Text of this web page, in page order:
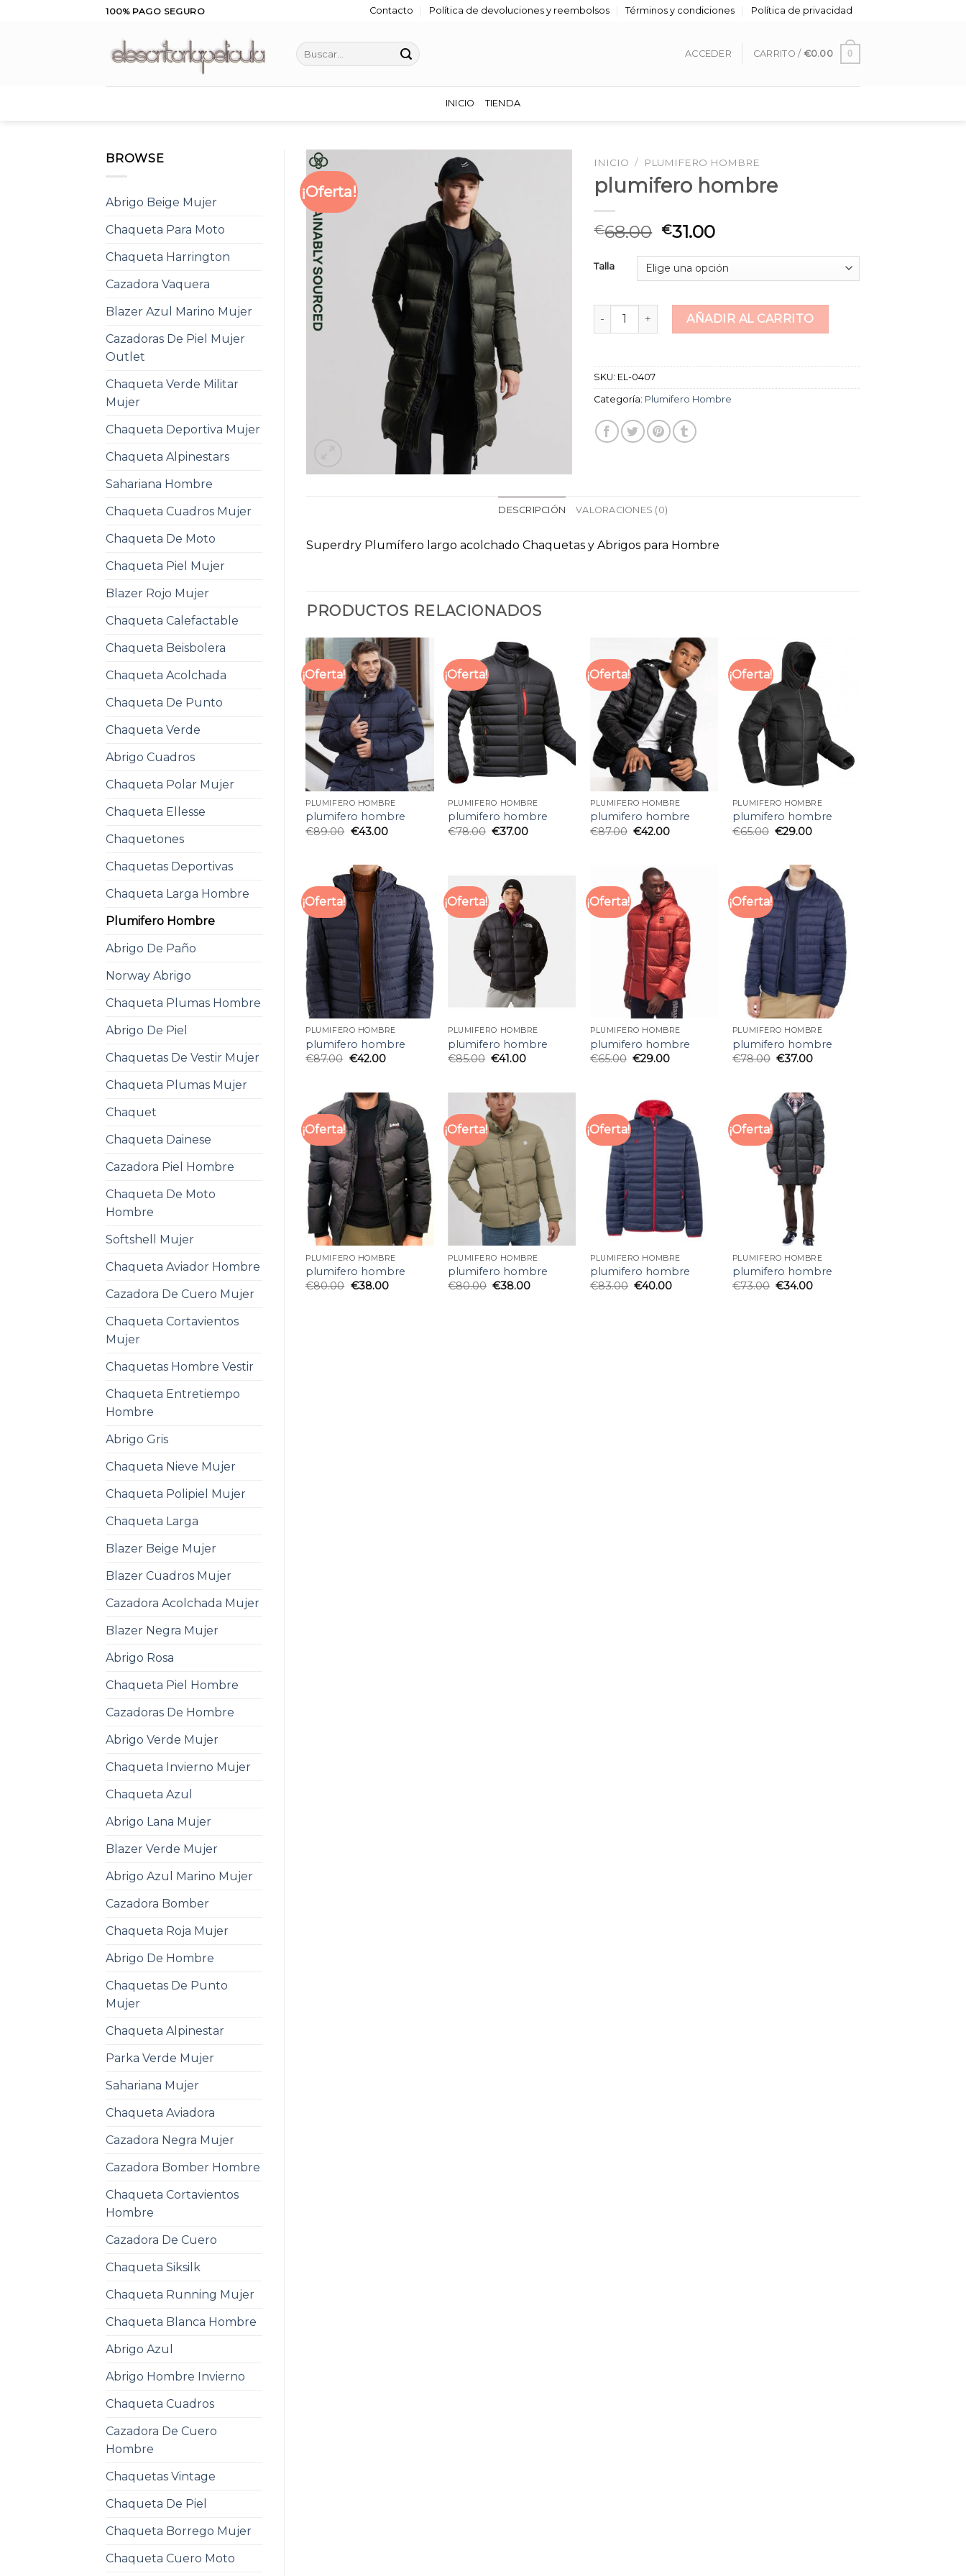
100% PAGO SEGURO Contacto Política de devoluciones y reembolsos Términos y condiciones Política de privacidad
Buscar
por:
ACCEDER CARRITO / €0.00 0
INICIO TIENDA
BROWSE
Abrigo Beige Mujer
Chaqueta Para Moto
Chaqueta Harrington
Cazadora Vaquera
Blazer Azul Marino Mujer
Cazadoras De Piel Mujer
Outlet
Chaqueta Verde Militar
Mujer
Chaqueta Deportiva Mujer
Chaqueta Alpinestars
Sahariana Hombre
Chaqueta Cuadros Mujer
Chaqueta De Moto
Chaqueta Piel Mujer
Blazer Rojo Mujer
Chaqueta Calefactable
Chaqueta Beisbolera
Chaqueta Acolchada
Chaqueta De Punto
Chaqueta Verde
Abrigo Cuadros
Chaqueta Polar Mujer
Chaqueta Ellesse
Chaquetones
Chaquetas Deportivas
Chaqueta Larga Hombre
Plumifero Hombre
Abrigo De Paño
Norway Abrigo
Chaqueta Plumas Hombre
Abrigo De Piel
Chaquetas De Vestir Mujer
Chaqueta Plumas Mujer
Chaquet
Chaqueta Dainese
Cazadora Piel Hombre
Chaqueta De Moto
Hombre
Softshell Mujer
Chaqueta Aviador Hombre
Cazadora De Cuero Mujer
Chaqueta Cortavientos
Mujer
Chaquetas Hombre Vestir
Chaqueta Entretiempo
Hombre
Abrigo Gris
Chaqueta Nieve Mujer
Chaqueta Polipiel Mujer
Chaqueta Larga
Blazer Beige Mujer
Blazer Cuadros Mujer
Cazadora Acolchada Mujer
Blazer Negra Mujer
Abrigo Rosa
Chaqueta Piel Hombre
Cazadoras De Hombre
Abrigo Verde Mujer
Chaqueta Invierno Mujer
Chaqueta Azul
Abrigo Lana Mujer
Blazer Verde Mujer
Abrigo Azul Marino Mujer
Cazadora Bomber
Chaqueta Roja Mujer
Abrigo De Hombre
Chaquetas De Punto
Mujer
Chaqueta Alpinestar
Parka Verde Mujer
Sahariana Mujer
Chaqueta Aviadora
Cazadora Negra Mujer
Cazadora Bomber Hombre
Chaqueta Cortavientos
Hombre
Cazadora De Cuero
Chaqueta Siksilk
Chaqueta Running Mujer
Chaqueta Blanca Hombre
Abrigo Azul
Abrigo Hombre Invierno
Chaqueta Cuadros
Cazadora De Cuero
Hombre
Chaquetas Vintage
Chaqueta De Piel
Chaqueta Borrego Mujer
Chaqueta Cuero Moto
¡Oferta!
INICIO / PLUMIFERO HOMBRE
plumifero hombre
€68.00 €31.00
Talla
plumifero hombre cantidadAÑADIR AL CARRITO
SKU: EL-0407
Categoría: Plumifero Hombre
DESCRIPCIÓN VALORACIONES (0)
Superdry Plumífero largo acolchado Chaquetas y Abrigos para Hombre
PRODUCTOS RELACIONADOS
¡Oferta!
PLUMIFERO HOMBRE
plumifero hombre
€89.00 €43.00
¡Oferta!
PLUMIFERO HOMBRE
plumifero hombre
€78.00 €37.00
¡Oferta!
PLUMIFERO HOMBRE
plumifero hombre
€87.00 €42.00
¡Oferta!
PLUMIFERO HOMBRE
plumifero hombre
€65.00 €29.00
¡Oferta!
PLUMIFERO HOMBRE
plumifero hombre
€87.00 €42.00
¡Oferta!
PLUMIFERO HOMBRE
plumifero hombre
€85.00 €41.00
¡Oferta!
PLUMIFERO HOMBRE
plumifero hombre
€65.00 €29.00
¡Oferta!
PLUMIFERO HOMBRE
plumifero hombre
€78.00 €37.00
¡Oferta!
PLUMIFERO HOMBRE
plumifero hombre
€80.00 €38.00
¡Oferta!
PLUMIFERO HOMBRE
plumifero hombre
€80.00 €38.00
¡Oferta!
PLUMIFERO HOMBRE
plumifero hombre
€83.00 €40.00
¡Oferta!
PLUMIFERO HOMBRE
plumifero hombre
€73.00 €34.00